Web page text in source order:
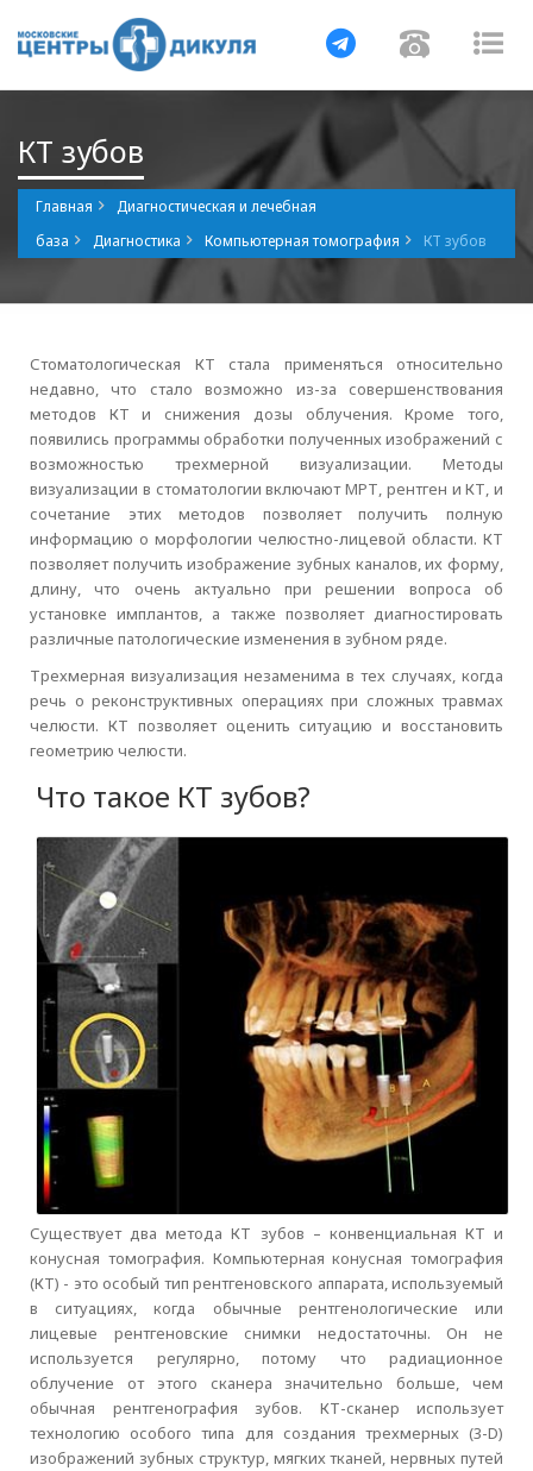
Навигация
КТ зубов
Главная
Диагностическая и лечебная
база
Диагностика Компьютерная томография КТ зубов
Стоматологическая КТ стала применяться относительно
недавно, что стало возможно из-за совершенствования
методов КТ и снижения дозы облучения. Кроме того,
появились программы обработки полученных изображений с
возможностью трехмерной визуализации. Методы
визуализации в стоматологии включают МРТ, рентген и КТ, и
сочетание этих методов позволяет получить полную
информацию о морфологии челюстно-лицевой области. КТ
позволяет получить изображение зубных каналов, их форму,
длину, что очень актуально при решении вопроса об
установке имплантов, а также позволяет диагностировать
различные патологические изменения в зубном ряде.
Трехмерная визуализация незаменима в тех случаях, когда
речь о реконструктивных операциях при сложных травмах
челюсти. КТ позволяет оценить ситуацию и восстановить
геометрию челюсти.
Что такое КТ зубов?
Существует два метода КТ зубов – конвенциальная КТ и
конусная томография. Компьютерная конусная томография
(КТ) - это особый тип рентгеновского аппарата, используемый
в ситуациях, когда обычные рентгенологические или
лицевые рентгеновские снимки недостаточны. Он не
используется регулярно, потому что радиационное
облучение от этого сканера значительно больше, чем
обычная рентгенография зубов. КТ-сканер использует
технологию особого типа для создания трехмерных (3-D)
изображений зубных структур, мягких тканей, нервных путей